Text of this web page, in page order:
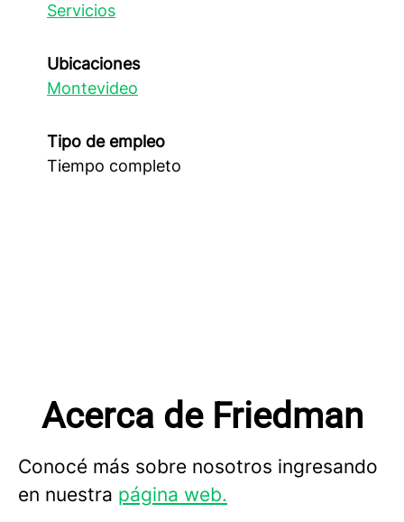
Servicios
Ubicaciones
Montevideo
Tipo de empleo
Tiempo completo
Acerca de Friedman
Conocé más sobre nosotros ingresando
en nuestra página web.